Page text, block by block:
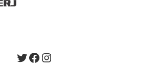
Twitter
Facebook
Instagram